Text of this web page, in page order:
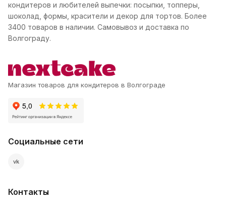
кондитеров и любителей выпечки: посыпки, топперы,
шоколад, формы, красители и декор для тортов. Более
3400 товаров в наличии. Самовывоз и доставка по
Волгограду.
Магазин товаров для кондитеров в Волгограде
Социальные сети
vk
Контакты